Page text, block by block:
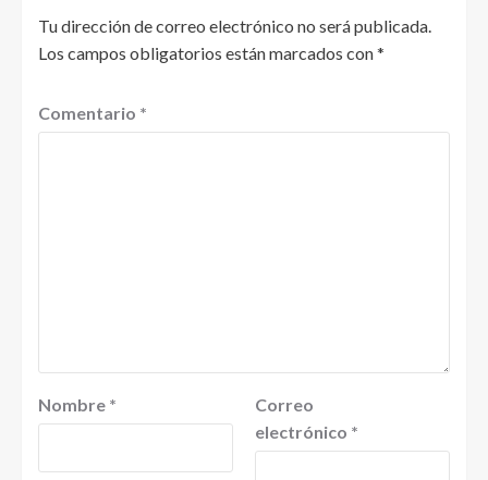
Tu dirección de correo electrónico no será publicada.
Los campos obligatorios están marcados con*
Comentario *
Nombre *
Correo
electrónico *